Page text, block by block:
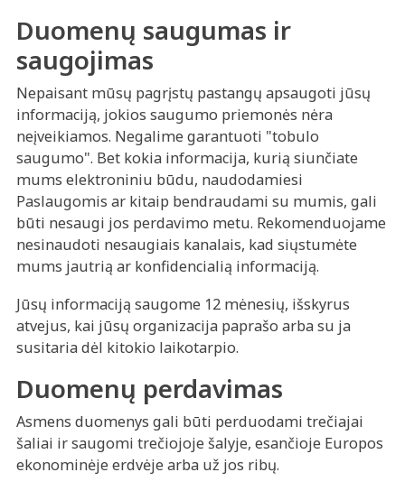
Duomenų saugumas ir
saugojimas
Nepaisant mūsų pagrįstų pastangų apsaugoti jūsų
informaciją, jokios saugumo priemonės nėra
neįveikiamos. Negalime garantuoti "tobulo
saugumo". Bet kokia informacija, kurią siunčiate
mums elektroniniu būdu, naudodamiesi
Paslaugomis ar kitaip bendraudami su mumis, gali
būti nesaugi jos perdavimo metu. Rekomenduojame
nesinaudoti nesaugiais kanalais, kad siųstumėte
mums jautrią ar konfidencialią informaciją.
Jūsų informaciją saugome 12 mėnesių, išskyrus
atvejus, kai jūsų organizacija paprašo arba su ja
susitaria dėl kitokio laikotarpio.
Duomenų perdavimas
Asmens duomenys gali būti perduodami trečiajai
šaliai ir saugomi trečiojoje šalyje, esančioje Europos
ekonominėje erdvėje arba už jos ribų.